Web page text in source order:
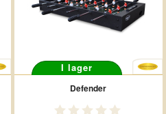
I lager
Defender